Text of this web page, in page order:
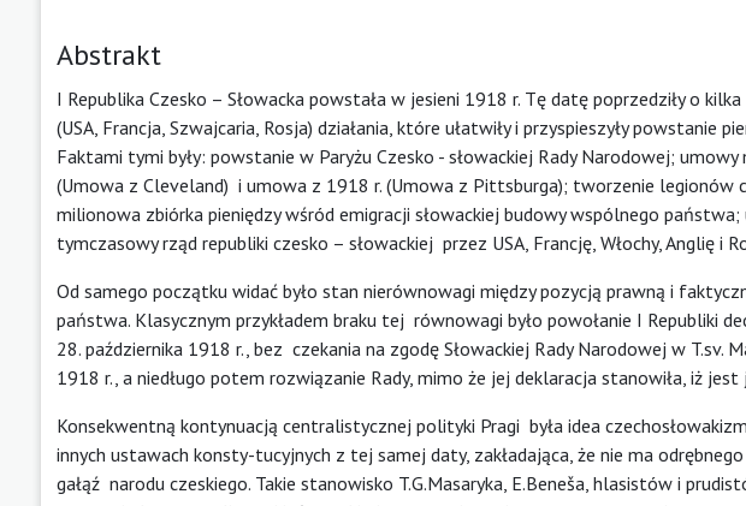
Abstrakt
I Republika Czesko – Słowacka powstała w jesieni 1918 r. Tę datę poprzedziły o
(USA, Francja, Szwajcaria, Rosja) działania, które ułatwiły i przyspieszyły powstanie
Faktami tymi były: powstanie w Paryżu Czesko - słowackiej Rady Narodowej;
(Umowa z Cleveland) i umowa z 1918 r. (Umowa z Pittsburga); tworzenie legionów
milionowa zbiórka pieniędzy wśród emigracji słowackiej budowy wspólnego
tymczasowy rząd republiki czesko – słowackiej przez USA, Francję, Włochy, Anglię i
Od samego początku widać było stan nierównowagi między pozycją prawną i
państwa. Klasycznym przykładem braku tej równowagi było powołanie I Republiki
28. października 1918 r., bez czekania na zgodę Słowackiej Rady Narodowej w T.sv.
1918 r., a niedługo potem rozwiązanie Rady, mimo że jej deklaracja stanowiła, iż
Konsekwentną kontynuacją centralistycznej polityki Pragi była idea
innych ustawach konsty-tucyjnych z tej samej daty, zakładająca, że nie ma
gałąź narodu czeskiego. Takie stanowisko T.G.Masaryka, E.Beneša, hlasistów i